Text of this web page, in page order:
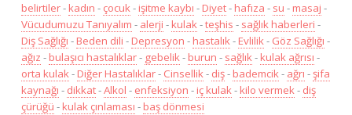
belirtiler-kadın - çocuk-işitme kaybı -Diyet-hafıza - su -masaj -
Vücudumuzu Tanıyalım - alerji -kulak-teşhis - sağlık haberleri -
Diş Sağlığı -Beden dili -Depresyon -hastalık-Evlilik- Göz Sağlığı -
ağız -bulaşıcı hastalıklar- gebelik-burun - sağlık-kulak ağrısı -
orta kulak-Diğer Hastalıklar- Cinsellik- diş-bademcik- ağrı -şifa
kaynağı - dikkat-Alkol - enfeksiyon -iç kulak-kilo vermek- diş
çürüğü -kulak çınlaması -baş dönmesi